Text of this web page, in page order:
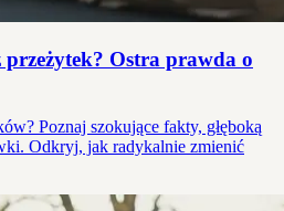
Ostra prawda o
Poznaj szokujące fakty, głęboką
Odkryj, jak radykalnie zmienić